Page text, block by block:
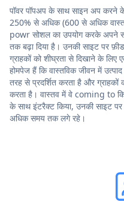
पॉवर पॉपअप के साथ साइन अप
250% से अधिक (600 से अधिक
powr सोशल का उपयोग करके अपने
तक बढ़ा दिया है। उनकी साइट पर
ग्राहकों को शीघ्रता से दिखाने के
होमपेज हैं कि वास्तविक जीवन में
तरह से प्रदर्शित करता है और
करता है। वास्तव में वे coming to कि
के साथ इंटरैक्ट किया, उनकी साइट
अधिक समय तक लगे रहे।